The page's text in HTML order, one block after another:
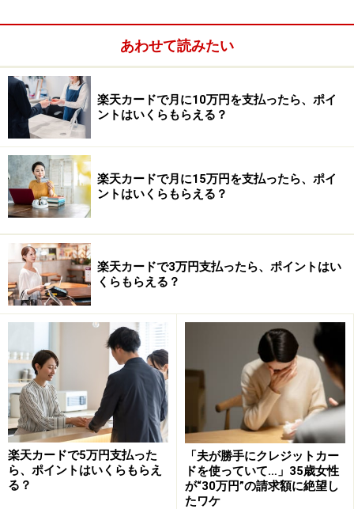
この集計は手作業ではなくコンピュータによる自動計算
で行われるため、短時間に総合点がでてランク分けがな
されます（各社は項目ごとに1～5点といった点数を付け
て評価しています。これをスコアリングと呼びます）。
そして、ある一定の点数に達していれば、カードは発行
されますし、そうでなければ不合格となりカードは発行
してもらえません。
有利な職業、不利な職業
医師、弁護士＞公務員＞正社員＞自営業＞自由業＞派遣
社員＞アルバイト、パート＞主婦＞学生＞ニート、無職
あわせて読みたい
楽天カードで月に10万円を支払ったら、ポイ
ントはいくらもらえる？
楽天カードで月に15万円を支払ったら、ポイ
ントはいくらもらえる？
楽天カードで3万円支払ったら、ポイントはい
くらもらえる？
楽天カードで5万円支払った
ら、ポイントはいくらもらえ
る？
「夫が勝手にクレジットカー
ドを使っていて…」35歳女性
が“30万円”の請求額に絶望し
たワケ